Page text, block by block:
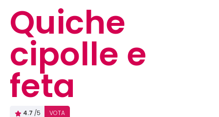
Quiche
cipolle e
feta
4.7 /5 VOTA